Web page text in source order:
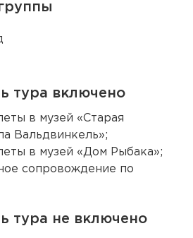
тура включено
в музей «Старая
Вальдвинкель»;
в музей «Дом Рыбака»;
сопровождение по
тура не включено